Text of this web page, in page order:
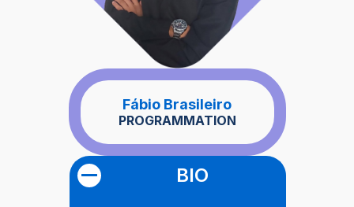
Fábio Brasileiro
PROGRAMMATION
BIO